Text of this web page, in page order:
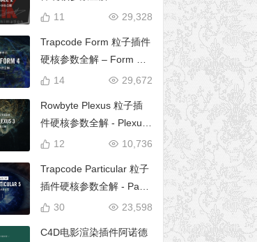
完全使用手册
29,328
11
Trapcode Form 粒子插件
硬核参数全解 – Form 完
全使用手册
29,672
14
Rowbyte Plexus 粒子插
件硬核参数全解 - Plexus
完全使用手册
10,736
12
Trapcode Particular 粒子
插件硬核参数全解 - Parti
cular 5 完全使用手册23,598
30
C4D电影渲染插件阿诺德